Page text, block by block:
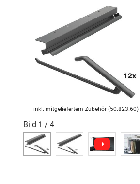
inkl. mitgeliefertem Zubehör (50.823.60)
Bild 1 / 4